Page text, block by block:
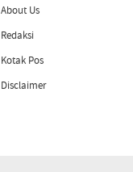
About Us
Redaksi
Kotak Pos
Disclaimer